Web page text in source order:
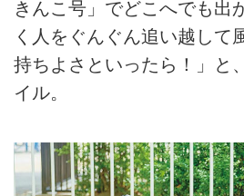
きんこ号」でどこへでも出
く人をぐんぐん追い越して
持ちよさといったら！」と
イル。